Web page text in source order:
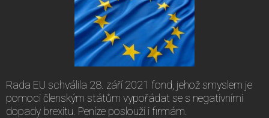
Rada EU schválila 28. září 2021 fond, jehož smyslem je
pomoci členským státům vypořádat se s negativními
dopady brexitu. Peníze poslouží i firmám.